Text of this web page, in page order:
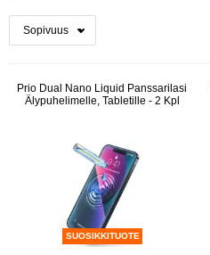
Prio Dual Nano Liquid Panssarilasi
Älypuhelimelle, Tabletille - 2 Kpl
SUOSIKKITUOTE